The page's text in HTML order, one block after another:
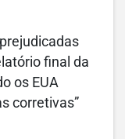
final da
os EUA
corretivas”